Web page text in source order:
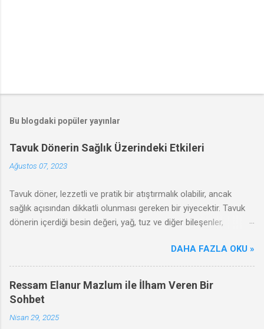
Bu blogdaki popüler yayınlar
Tavuk Dönerin Sağlık Üzerindeki Etkileri
Ağustos 07, 2023
Tavuk döner, lezzetli ve pratik bir atıştırmalık olabilir, ancak
sağlık açısından dikkatli olunması gereken bir yiyecektir. Tavuk
dönerin içerdiği besin değeri, yağ, tuz ve diğer bileşenler,
makalede, tavuk dönerin olumsuz etkileri, zararları ve sağlıklı
tüketim ipuçları hakkında bilgi vereceğiz.
DAHA FAZLA OKU »
Ressam Elanur Mazlum ile İlham Veren Bir
Sohbet
Nisan 29, 2025